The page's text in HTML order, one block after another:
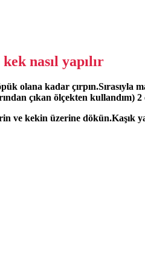
nasıl yapılır
olana kadar çırpın.Sırasıyla
çıkan ölçekten kullandım) 2
ve kekin üzerine dökün.Kaşık